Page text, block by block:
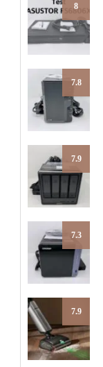
8
7.8
7.9
7.3
7.9